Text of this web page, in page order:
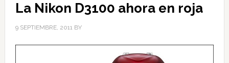
La Nikon D3100 ahora en roja
9 SEPTIEMBRE, 2011 BY